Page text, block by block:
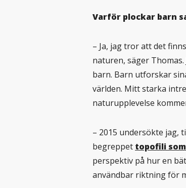
Varför plockar barn
– Ja, jag tror att det
naturen, säger
barn. Barn utforskar
världen. Mitt starka
naturupplevelse
– 2015 undersökte jag,
begreppet topofili
perspektiv på hur en
användbar riktning för